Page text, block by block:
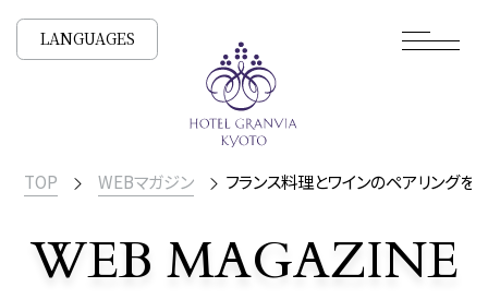
LANGUAGES
WEBマガジン
WEB MAGAZINE
TOP WEBマガジン フランス料理とワインのペアリング